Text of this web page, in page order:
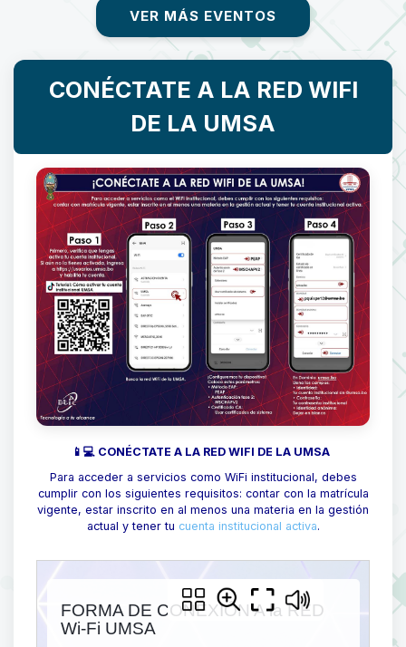
VER MÁS EVENTOS
CONÉCTATE A LA RED WIFI
DE LA UMSA
📱💻 CONÉCTATE A LA RED WIFI DE LA UMSA
Para acceder a servicios como WiFi institucional, debes
cumplir con los siguientes requisitos: contar con la matrícula
vigente, estar inscrito en al menos una materia en la gestión
actual y tener tu cuenta institucional activa.